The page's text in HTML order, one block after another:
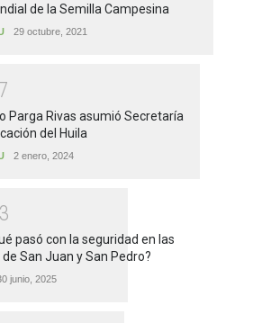
de la Semilla Campesina
29 octubre, 2021
7
Parga Rivas asumió Secretaría
del Huila
2 enero, 2024
3
pasó con la seguridad en las
San Juan y San Pedro?
junio, 2025